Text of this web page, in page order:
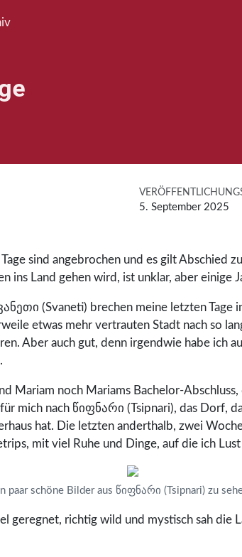
5. September 2025
sind angebrochen und es gilt Abschied
ins Land gehen wird, ist unklar, aber einige
(Svaneti) brechen meine letzten
etwas mehr vertrauten Stadt nach so
Aber auch gut, denn irgendwie habe ich
Mariam noch Mariams Bachelor-
mich nach წიფნარი (Tsipnari), das Dorf,
hat. Die letzten anderthalb, zwei
mit viel Ruhe und Dinge, auf die ich Lust
paar schöne Bilder aus წიფნარი (Tsipnari) zu
geregnet, richtig wild und mystisch sah die